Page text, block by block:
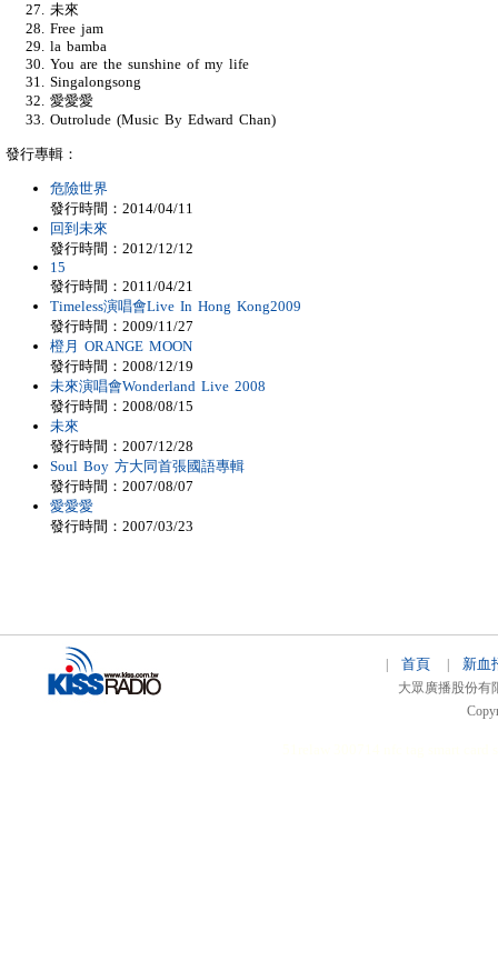
未來
Free jam
la bamba
You are the sunshine of my life
Singalongsong
愛愛愛
Outrolude (Music By Edward Chan)
發行專輯：
危險世界
發行時間：2014/04/11
回到未來
發行時間：2012/12/12
15
發行時間：2011/04/21
Timeless演唱會Live In Hong Kong2009
發行時間：2009/11/27
橙月 ORANGE MOON
發行時間：2008/12/19
未來演唱會Wonderland Live 2008
發行時間：2008/08/15
未來
發行時間：2007/12/28
Soul Boy 方大同首張國語專輯
發行時間：2007/08/07
愛愛愛
發行時間：2007/03/23
首頁 新血
大眾廣播股份有